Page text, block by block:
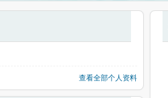
查看全部个人资料